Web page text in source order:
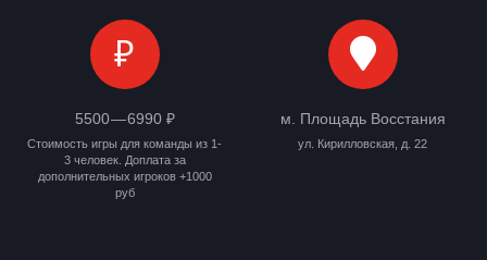
₽
5500 — 6990 ₽
Стоимость игры для команды из 1-
3 человек. Доплата за
дополнительных игроков +1000
руб
м. Площадь Восстания
ул. Кирилловская, д. 22